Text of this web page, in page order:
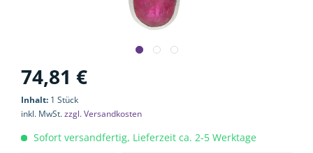
74,81 €
Inhalt: 1 Stück
inkl. MwSt.zzgl. Versandkosten
Sofort versandfertig, Lieferzeit ca. 2-5 Werktage